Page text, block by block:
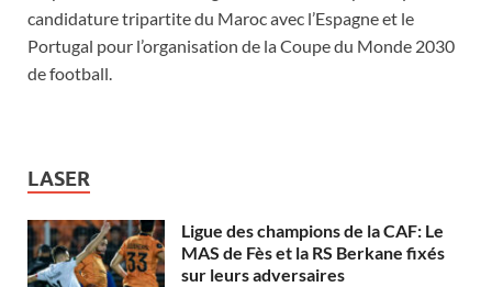
candidature tripartite du Maroc avec l’Espagne et le
Portugal pour l’organisation de la Coupe du Monde 2030
de football.
LASER
Ligue des champions de la CAF: Le
MAS de Fès et la RS Berkane fixés
sur leurs adversaires